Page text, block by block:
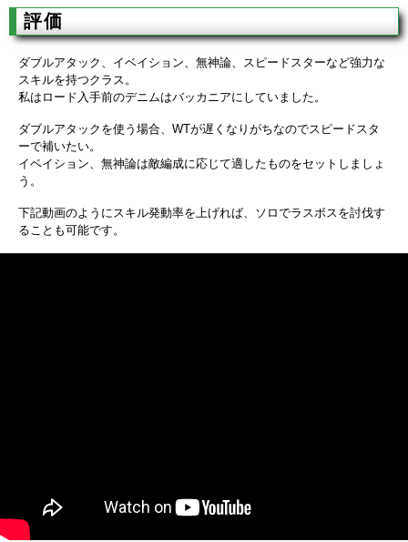
評価
ダブルアタック、イベイション、無神論、スピードスターなど強力な
スキルを持つクラス。
私はロード入手前のデニムはバッカニアにしていました。
ダブルアタックを使う場合、WTが遅くなりがちなのでスピードスタ
ーで補いたい。
イベイション、無神論は敵編成に応じて適したものをセットしましょ
う。
下記動画のようにスキル発動率を上げれば、ソロでラスボスを討伐す
ることも可能です。